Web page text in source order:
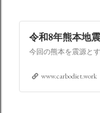
令和8年熊本地
www.carbodiet.work